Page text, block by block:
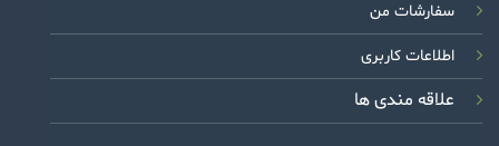
سفارشات من
اطلاعات کاربری
علاقه مندی ها